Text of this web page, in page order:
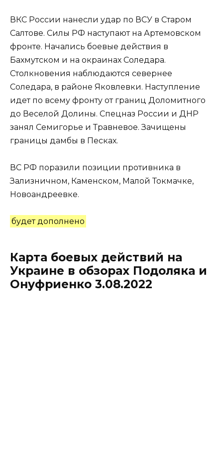
ВКС России нанесли удар по ВСУ в Старом
Салтове. Силы РФ наступают на Артемовском
фронте. Начались боевые действия в
Бахмутском и на окраинах Соледара.
Столкновения наблюдаются севернее
Соледара, в районе Яковлевки. Наступление
идет по всему фронту от границ Доломитного
до Веселой Долины. Спецназ России и ДНР
занял Семигорье и Травневое. Зачищены
границы дамбы в Песках.
ВС РФ поразили позиции противника в
Зализничном, Каменском, Малой Токмачке,
Новоандреевке.
будет дополнено
Карта боевых действий на
Украине в обзорах Подоляка и
Онуфриенко 3.08.2022